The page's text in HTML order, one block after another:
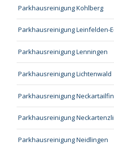
Parkhausreinigung Kohlberg
Parkhausreinigung Leinfelden-
Parkhausreinigung Lenningen
Parkhausreinigung Lichtenwald
Parkhausreinigung
Parkhausreinigung
Parkhausreinigung Neidlingen